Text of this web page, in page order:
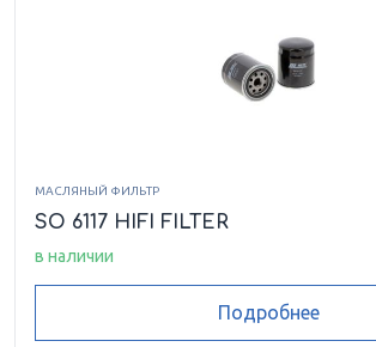
МАСЛЯНЫЙ ФИЛЬТР
SO 6117 HIFI FILTER
в наличии
Подробнее